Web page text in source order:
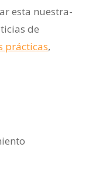
esta nuestra-
de
prácticas,